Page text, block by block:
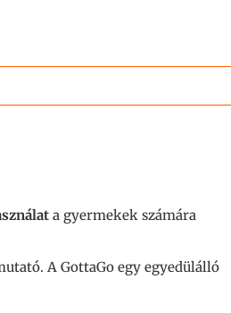
a gyermekek számára
A GottaGo egy egyedülálló